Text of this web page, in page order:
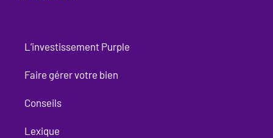
L’investissement Purple
Faire gérer votre bien
Conseils
Lexique